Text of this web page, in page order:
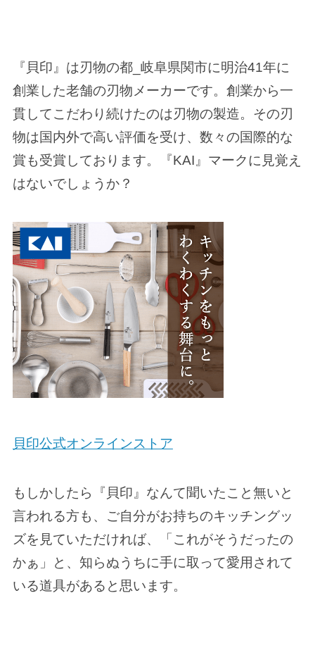
『貝印』は刃物の都_岐阜県関市に明治41年に
創業した老舗の刃物メーカーです。創業から一
貫してこだわり続けたのは刃物の製造。その刃
物は国内外で高い評価を受け、数々の国際的な
賞も受賞しております。『KAI』マークに見覚え
はないでしょうか？
貝印公式オンラインストア
もしかしたら『貝印』なんて聞いたこと無いと
言われる方も、ご自分がお持ちのキッチングッ
ズを見ていただければ、「これがそうだったの
かぁ」と、知らぬうちに手に取って愛用されて
いる道具があると思います。